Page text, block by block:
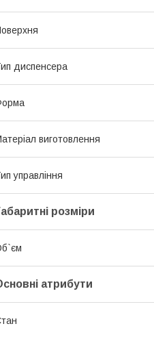
диспенсера
виготовлення
управління
розміри
атрибути